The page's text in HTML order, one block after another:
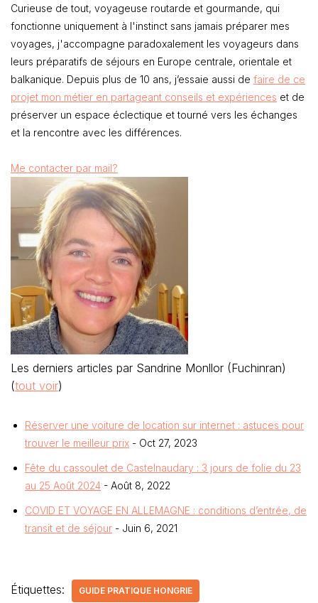
Curieuse de tout, voyageuse routarde et gourmande, qui
fonctionne uniquement à l'instinct sans jamais préparer mes
voyages, j'accompagne paradoxalement les voyageurs dans
leurs préparatifs de séjours en Europe centrale, orientale et
balkanique. Depuis plus de 10 ans, j’essaie aussi de faire de ce
projet mon métier en partageant conseils et expériences et de
préserver un espace éclectique et tourné vers les échanges
et la rencontre avec les différences.
Me contacter par mail?
Les derniers articles par Sandrine Monllor (Fuchinran)
(tout voir)
Réserver une voiture de location sur internet : astuces pour
trouver le meilleur prix - Oct 27, 2023
Fête du cassoulet de Castelnaudary : 3 jours de folie du 23
au 25 Août 2024 - Août 8, 2022
COVID ET VOYAGE EN ALLEMAGNE : conditions d’entrée, de
transit et de séjour - Juin 6, 2021
Étiquettes: GUIDE PRATIQUE HONGRIE